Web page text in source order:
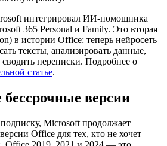
интегрировал ИИ-помощника
365 Personal и Family. Это вторая
в истории Office: теперь нейросеть
тексты, анализировать данные,
сводить переписки. Подробнее о
статье.
версии
Microsoft продолжает
Office для тех, кто не хочет